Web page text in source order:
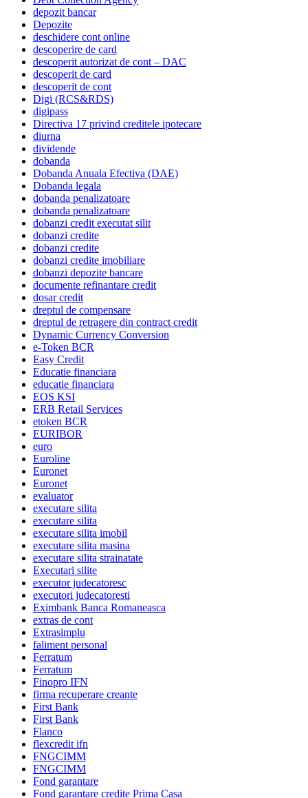
depozit bancar
Depozite
deschidere cont online
descoperire de card
descoperit autorizat de cont – DAC
descoperit de card
descoperit de cont
Digi (RCS&RDS)
digipass
Directiva 17 privind creditele ipotecare
diurna
dividende
dobanda
Dobanda Anuala Efectiva (DAE)
Dobanda legala
dobanda penalizatoare
dobanda penalizatoare
dobanzi credit executat silit
dobanzi credite
dobanzi credite
dobanzi credite imobiliare
dobanzi depozite bancare
documente refinantare credit
dosar credit
dreptul de compensare
dreptul de retragere din contract credit
Dynamic Currency Conversion
e-Token BCR
Easy Credit
Educatie financiara
educatie financiara
EOS KSI
ERB Retail Services
etoken BCR
EURIBOR
euro
Euroline
Euronet
Euronet
evaluator
executare silita
executare silita
executare silita imobil
executare silita masina
executare silita strainatate
Executari silite
executor judecatoresc
executori judecatoresti
Eximbank Banca Romaneasca
extras de cont
Extrasimplu
faliment personal
Ferratum
Ferratum
Finopro IFN
firma recuperare creante
First Bank
First Bank
Flanco
flexcredit ifn
FNGCIMM
FNGCIMM
Fond garantare
Fond garantare credite Prima Casa